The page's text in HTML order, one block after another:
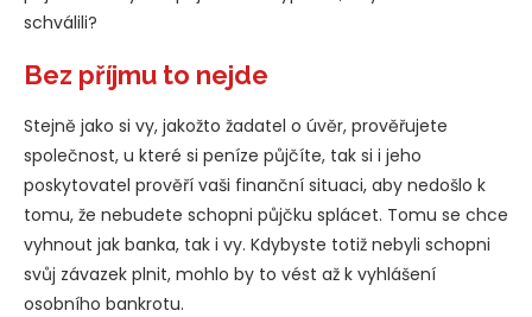
schválili?
Bez příjmu to nejde
Stejně jako si vy, jakožto žadatel o úvěr, prověřujete
společnost, u které si peníze půjčíte, tak si i jeho
poskytovatel prověří vaši finanční situaci, aby nedošlo k
tomu, že nebudete schopni půjčku splácet. Tomu se chce
vyhnout jak banka, tak i vy. Kdybyste totiž nebyli schopni
svůj závazek plnit, mohlo by to vést až k vyhlášení
osobního bankrotu.